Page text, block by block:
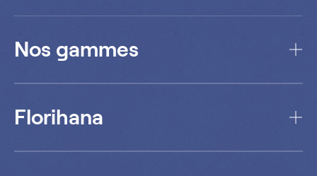
Nos gammes
Florihana